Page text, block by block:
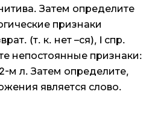
Затем определите
признаки
(т. к. нет –ся), I спр.
непостоянные признаки:
м л. Затем определите,
является слово.